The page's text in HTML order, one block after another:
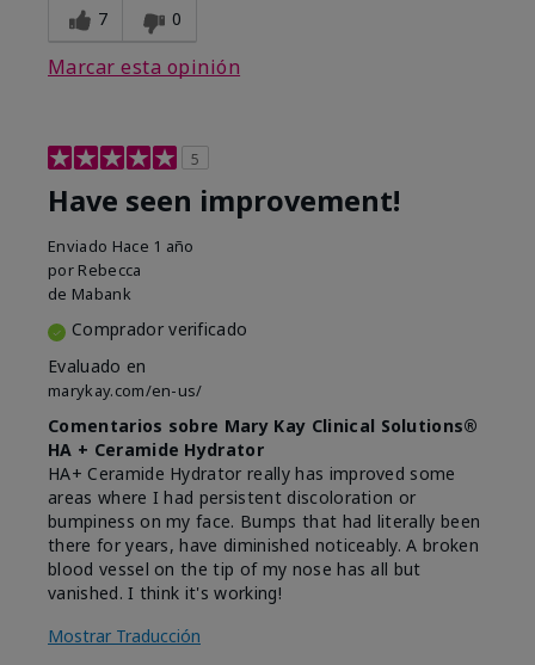
7 0
Marcar esta opinión
5
Have seen improvement!
Enviado Hace 1 año
por Rebecca
de Mabank
Comprador verificado
Evaluado en
marykay.com/en-us/
Comentarios sobre Mary Kay Clinical Solutions®
HA + Ceramide Hydrator
HA+ Ceramide Hydrator really has improved some
areas where I had persistent discoloration or
bumpiness on my face. Bumps that had literally been
there for years, have diminished noticeably. A broken
blood vessel on the tip of my nose has all but
vanished. I think it's working!
Mostrar Traducción